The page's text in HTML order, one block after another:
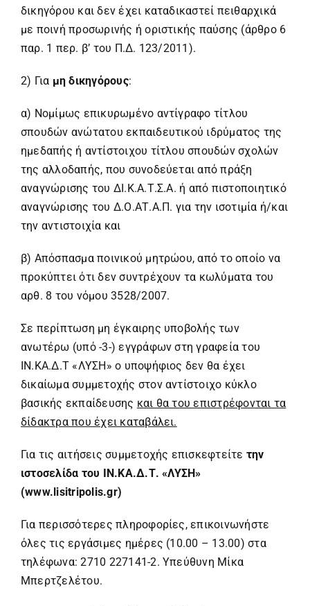
δικηγόρου και δεν έχει καταδικαστεί πειθαρχικά
με ποινή προσωρινής ή οριστικής παύσης (άρθρο 6
παρ. 1 περ. β’ του Π.Δ. 123/2011).
2) Για μη δικηγόρους:
α) Νομίμως επικυρωμένο αντίγραφο τίτλου
σπουδών ανώτατου εκπαιδευτικού ιδρύματος της
ημεδαπής ή αντίστοιχου τίτλου σπουδών σχολών
της αλλοδαπής, που συνοδεύεται από πράξη
αναγνώρισης του ΔΙ.Κ.Α.Τ.Σ.Α. ή από πιστοποιητικό
αναγνώρισης του Δ.Ο.ΑΤ.Α.Π. για την ισοτιμία ή/και
την αντιστοιχία και
β) Απόσπασμα ποινικού μητρώου, από το οποίο να
προκύπτει ότι δεν συντρέχουν τα κωλύματα του
αρθ. 8 του νόμου 3528/2007.
Σε περίπτωση μη έγκαιρης υποβολής των
ανωτέρω (υπό -3-) εγγράφων στη γραφεία του
ΙΝ.ΚΑ.Δ.Τ «ΛΥΣΗ» ο υποψήφιος δεν θα έχει
δικαίωμα συμμετοχής στον αντίστοιχο κύκλο
βασικής εκπαίδευσης και θα του επιστρέφονται τα
δίδακτρα που έχει καταβάλει.
Για τις αιτήσεις συμμετοχής επισκεφτείτε την
ιστοσελίδα του ΙΝ.ΚΑ.Δ.Τ. «ΛΥΣΗ»
(www.lisitripolis.gr)
Για περισσότερες πληροφορίες, επικοινωνήστε
όλες τις εργάσιμες ημέρες (10.00 – 13.00) στα
τηλέφωνα: 2710 227141-2. Υπεύθυνη Μίκα
Μπερτζελέτου.